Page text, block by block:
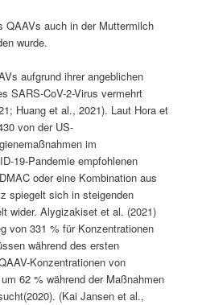
QAAVs auch in der Muttermilch
wurde.
aufgrund ihrer angeblichen
SARS-CoV-2-Virus vermehrt
Huang et al., 2021). Laut Hora et
von der US-
im
19-Pandemie empfohlenen
oder eine Kombination aus
spiegelt sich in steigenden
wider. Alygizakiset et al. (2021)
von 331 % für Konzentrationen
während des ersten
Konzentrationen von
62 % während der Maßnahmen
(Kai Jansen et al.,